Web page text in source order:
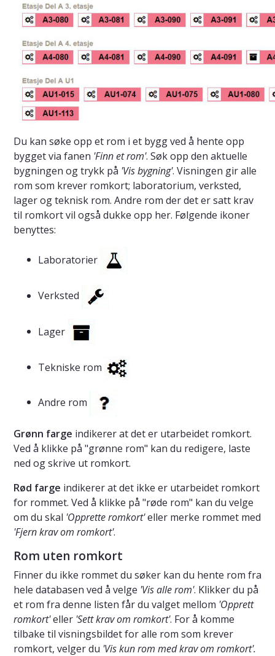
Du kan søke opp et rom i et bygg ved å hente opp
bygget via fanen 'Finn et rom'. Søk opp den aktuelle
bygningen og trykk på 'Vis bygning'. Visningen gir alle
rom som krever romkort; laboratorium, verksted,
lager og teknisk rom. Andre rom der det er satt krav
til romkort vil også dukke opp her. Følgende ikoner
benyttes:
Laboratorier
Verksted
Lager
Tekniske rom
Andre rom
Grønn farge indikerer at det er utarbeidet romkort.
Ved å klikke på "grønne rom" kan du redigere, laste
ned og skrive ut romkort.
Rød farge indikerer at det ikke er utarbeidet romkort
for rommet. Ved å klikke på "røde rom" kan du velge
om du skal 'Opprette romkort'eller merke rommet med
'Fjern krav om romkort'.
Rom uten romkort
Finner du ikke rommet du søker kan du hente rom fra
hele databasen ved å velge 'Vis alle rom'. Klikker du på
et rom fra denne listen får du valget mellom 'Opprett
romkort'eller 'Sett krav om romkort'. For å komme
tilbake til visningsbildet for alle rom som krever
romkort, velger du 'Vis kun rom med krav om romkort'.